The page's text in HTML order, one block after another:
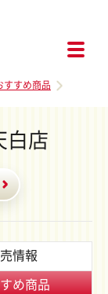
すすめ商品
白店
情報
め商品